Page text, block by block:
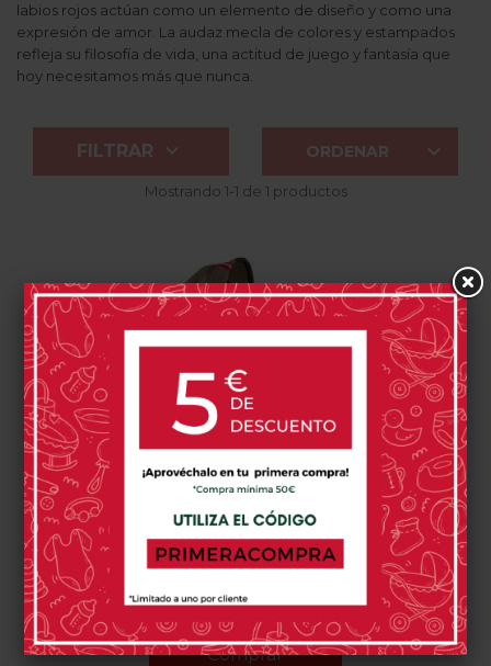
labios rojos actúan como un elemento de diseño y como una
expresión de amor. La audaz mecla de colores y estampados
refleja su filosofía de vida, una actitud de juego y fantasía que
hoy necesitamos más que nunca.
ORDENAR 
FILTRAR 
Mostrando 1-1 de 1 productos
Karolina Kurkova
579,95 €
0 opinión(es)
Comprar